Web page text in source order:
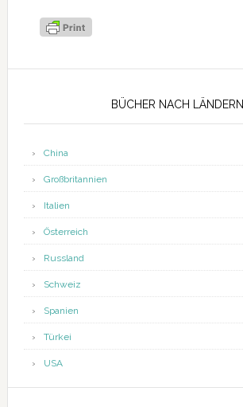
BÜCHER NACH LÄNDERN
China
Großbritannien
Italien
Österreich
Russland
Schweiz
Spanien
Türkei
USA